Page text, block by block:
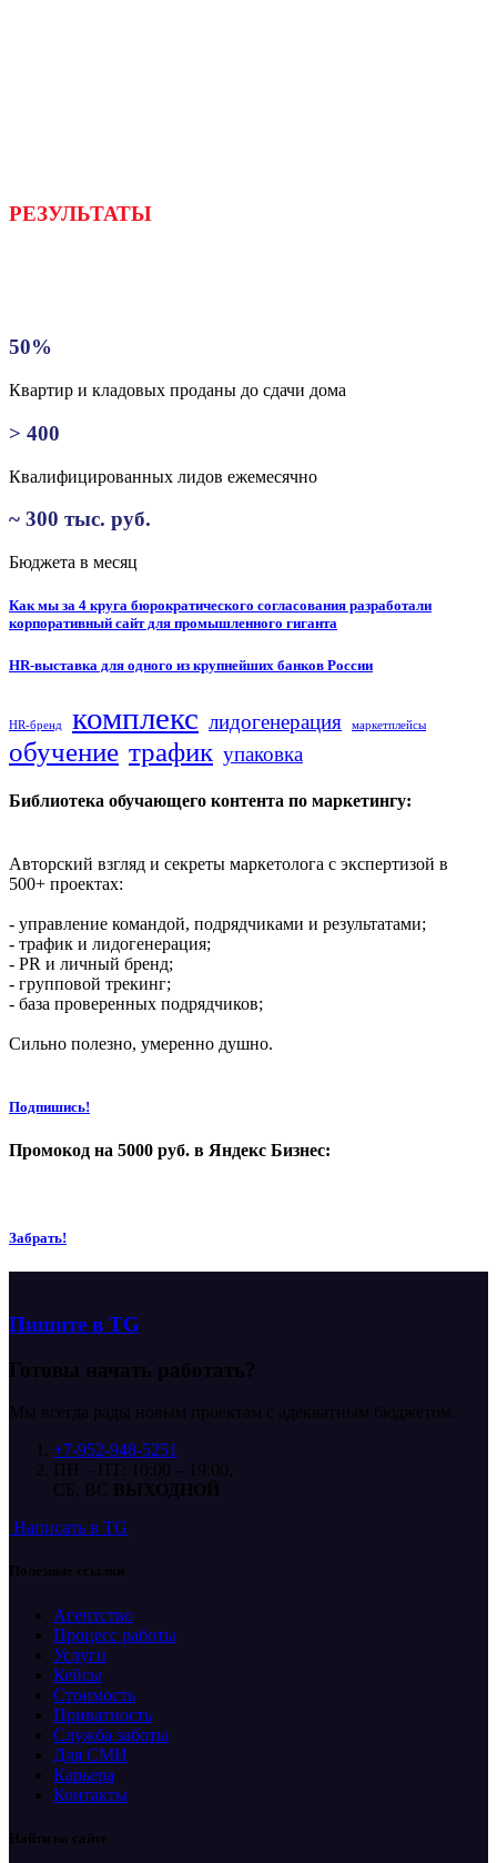
РЕЗУЛЬТАТЫ
50%
Квартир и кладовых проданы до сдачи дома
> 400
Квалифицированных лидов ежемесячно
~ 300 тыс. руб.
Бюджета в месяц
Навигация
по
записям
Как мы за 4 круга бюрократического согласования разработали
корпоративный сайт для промышленного гиганта
HR-выставка для одного из крупнейших банков России
HR-бренд комплекс лидогенерация маркетплейсы
обучение трафик упаковка
Библиотека обучающего контента по маркетингу:
Авторский взгляд и секреты маркетолога с экспертизой в
500+ проектах:
- управление командой, подрядчиками и результатами;
- трафик и лидогенерация;
- PR и личный бренд;
- групповой трекинг;
- база проверенных подрядчиков;
Сильно полезно, умеренно душно.
Подпишись!
Промокод на 5000 руб. в Яндекс Бизнес:
Забрать!
Пишите в TG
Готовы начать работать?
Мы всегда рады новым проектам с адекватным бюджетом.
+7-952-948-5251
ПН – ПТ: 10:00 – 19:00,
СБ, ВС ВЫХОДНОЙ
Написать в TG
Полезные ссылки
Агентство
Процесс работы
Услуги
Кейсы
Стоимость
Приватность
Служба заботы
Для СМИ
Карьера
Контакты
Найти на сайте